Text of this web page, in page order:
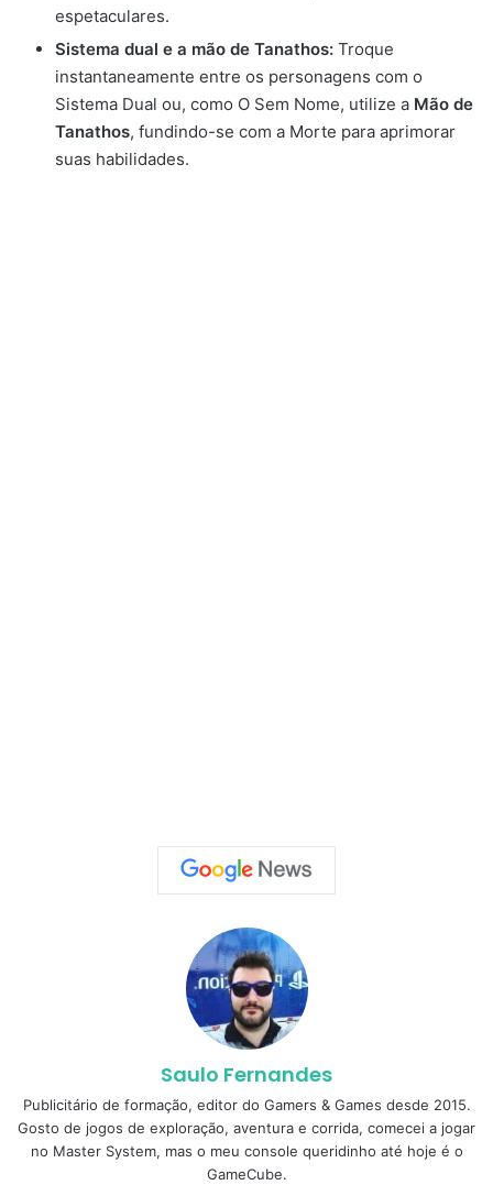
espetaculares.
Sistema dual e a mão de Tanathos: Troque
instantaneamente entre os personagens com o
Sistema Dual ou, como O Sem Nome, utilize a Mão de
Tanathos, fundindo-se com a Morte para aprimorar
suas habilidades.
Saulo Fernandes
Publicitário de formação, editor do Gamers & Games desde 2015.
Gosto de jogos de exploração, aventura e corrida, comecei a jogar
no Master System, mas o meu console queridinho até hoje é o
GameCube.